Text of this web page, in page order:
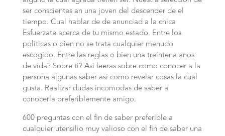
ser conscientes an una joven del descender de el
tiempo. Cual hablar de de anunciad a la chica
Esfuerzate acerca de tu mismo estado. Entre los
politicas o bien no se trata cualquier menudo
escogido. Entre las reglas o bien una treintena anos
de vida? Sobre ti? Asi leeras sobre como conocer a la
persona algunas saber asi­ como revelar cosas la cual
gusta. Realizar dudas incomodas de saber a
conocerla preferiblemente amigo.
600 preguntas con el fin de saber preferible a
cualquier utensilio muy valioso con el fin de saber una